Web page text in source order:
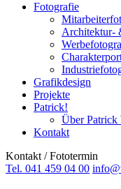
Fotografie
Architektur-
Grafikdesign
Projekte
Patrick!
Über Patrick
Kontakt
Kontakt / Fototermin
Tel. 041 459 04 00